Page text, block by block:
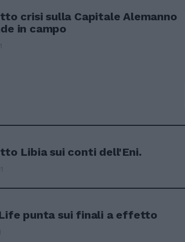
crisi sulla Capitale Alemanno
in campo
Libia sui conti dell'Eni.
punta sui finali a effetto